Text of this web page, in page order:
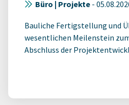
Büro | Projekte -
Bauliche Fertigstellung und
wesentlichen Meilenstein
Abschluss der